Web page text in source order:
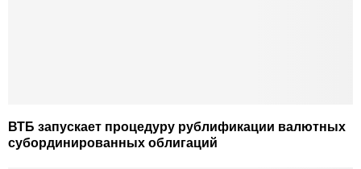
ВТБ запускает процедуру рублификации валютных
субординированных облигаций